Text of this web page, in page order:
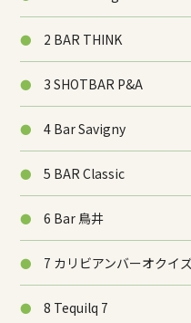
2 BAR THINK
3 SHOTBAR P&A
4 Bar Savigny
5 BAR Classic
6 Bar 鳥井
7 カリビアンバーオクイ
8 Tequilq 7